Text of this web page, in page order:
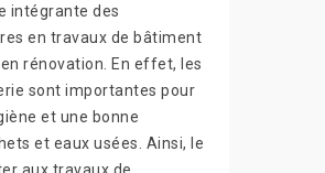
intégrante des
en travaux de bâtiment
rénovation. En effet, les
sont importantes pour
et une bonne
et eaux usées. Ainsi, le